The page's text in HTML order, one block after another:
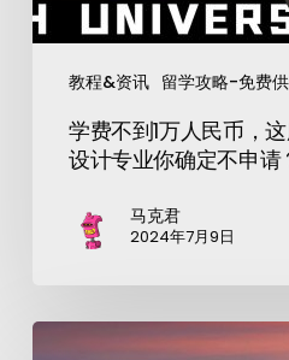
教程&资讯 留学攻略-免费
学费不到1万人民币，
设计专业你确定不申请
马克君
2024年7月9日